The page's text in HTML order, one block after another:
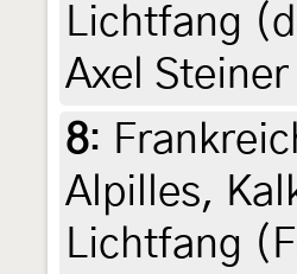
Lichtfang
Axel Steiner
8:
Alpilles,
Lichtfang